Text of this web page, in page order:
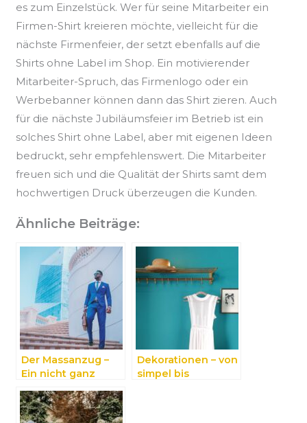
es zum Einzelstück. Wer für seine Mitarbeiter ein
Firmen-Shirt kreieren möchte, vielleicht für die
nächste Firmenfeier, der setzt ebenfalls auf die
Shirts ohne Label im Shop. Ein motivierender
Mitarbeiter-Spruch, das Firmenlogo oder ein
Werbebanner können dann das Shirt zieren. Auch
für die nächste Jubiläumsfeier im Betrieb ist ein
solches Shirt ohne Label, aber mit eigenen Ideen
bedruckt, sehr empfehlenswert. Die Mitarbeiter
freuen sich und die Qualität der Shirts samt dem
hochwertigen Druck überzeugen die Kunden.
Ähnliche Beiträge:
Der Massanzug –
Ein nicht ganz
Kleidungsstück
Dekorationen – von
simpel bis